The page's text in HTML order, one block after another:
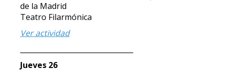
de la Madrid
Teatro Filarmónica
Ver actividad
Jueves 26